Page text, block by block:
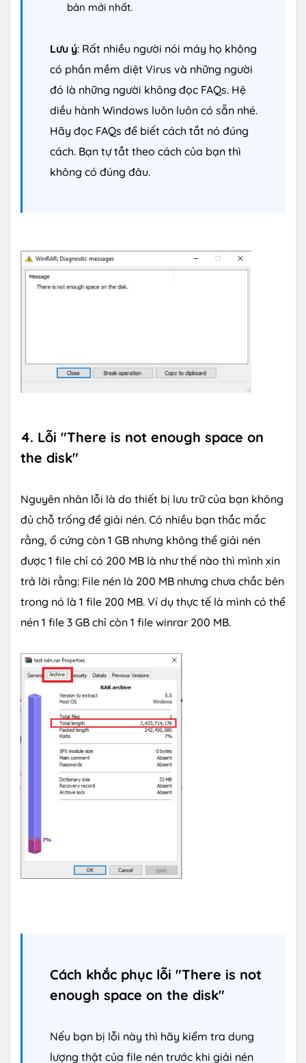
bản mới nhất.
Lưu ý: Rất nhiều người nói máy họ không
có phần mềm diệt Virus và những người
đó là những người không đọc FAQs. Hệ
diều hành Windows luôn luôn có sẵn nhé.
Hãy đọc FAQs để biết cách tắt nó đúng
cách. Bạn tự tắt theo cách của bạn thì
không có đúng đâu.
4. Lỗi "There is not enough space on
the disk"
Nguyên nhân lỗi là do thiết bị lưu trữ của bạn không
đủ chỗ trống để giải nén. Có nhiều bạn thắc mắc
rằng, ổ cứng còn 1 GB nhưng không thể giải nén
được 1 file chỉ có 200 MB là như thế nào thì mình xin
trả lời rằng: File nén là 200 MB nhưng chưa chắc bên
trong nó là 1 file 200 MB. Ví dụ thực tế là mình có thể
nén 1 file 3 GB chỉ còn 1 file winrar 200 MB.
Cách khắc phục lỗi "There is not
enough space on the disk"
Nếu bạn bị lỗi này thì hãy kiểm tra dung
lượng thật của file nén trước khi giải nén